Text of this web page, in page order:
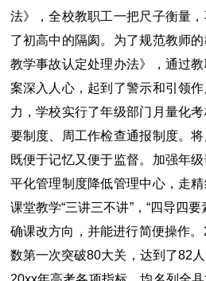
法》，全校教职工一把尺子衡量
了初高中的隔阂。为了规范教师
教学事故认定处理办法》，通过
案深入人心，起到了警示和引领
力，学校实行了年级部门月量化
要制度、周工作检查通报制度。
既便于记忆又便于监督。加强年
平化管理制度降低管理中心，走
课堂教学“三讲三不讲”，“四导四
确课改方向，并能进行简便操作
数第一次突破80大关，达到了82